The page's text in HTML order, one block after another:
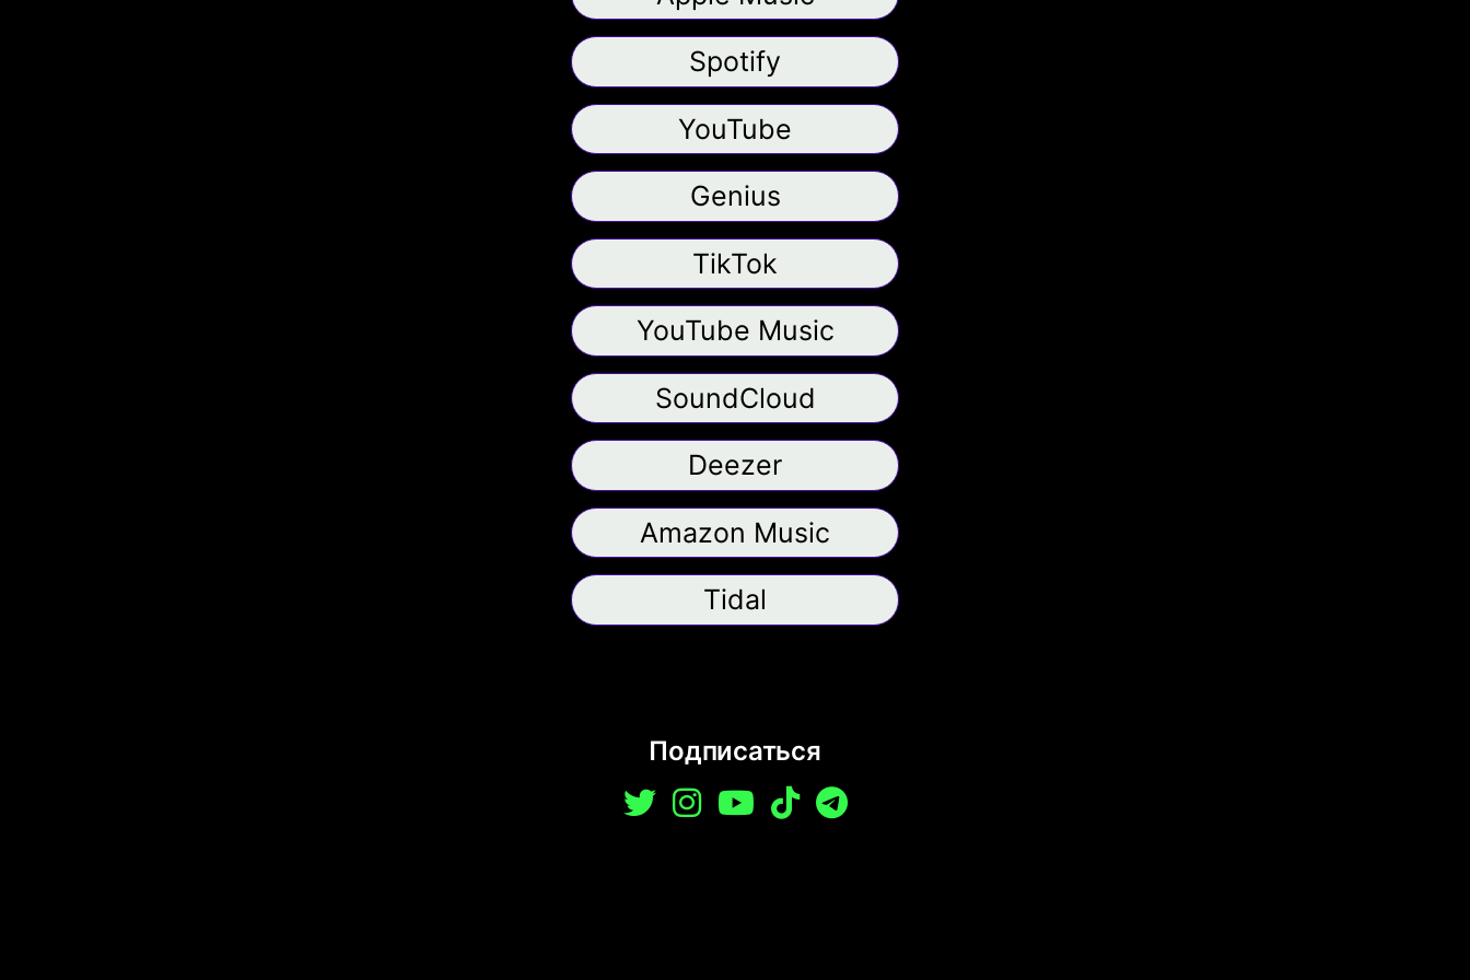
Spotify
YouTube
Genius
TikTok
YouTube Music
SoundCloud
Deezer
Amazon Music
Tidal
Подписаться